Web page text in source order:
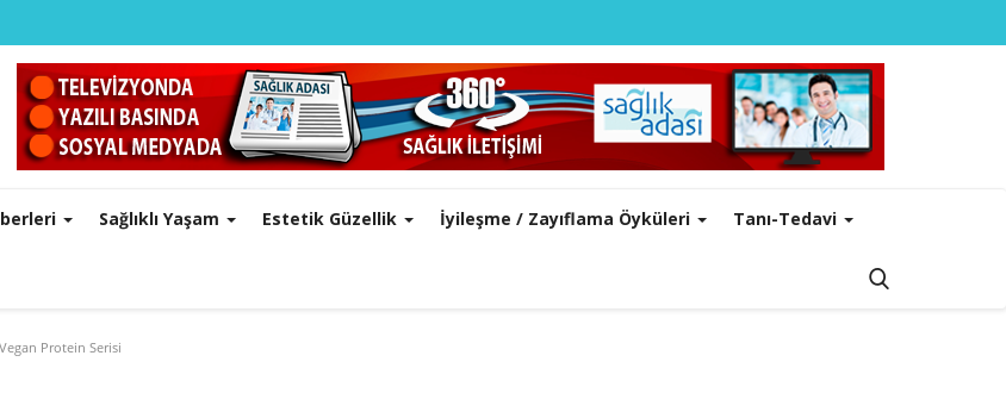
Sağlıklı Yaşam Estetik Güzellik İyileşme / Zayıflama Öyküleri Tanı-Tedavi
Protein Serisi